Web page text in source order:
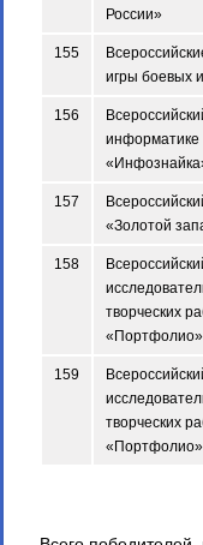
России»
155
игры боевых
156
информатике
157
«Золотой
158
творческих
«Портфолио»
159
творческих
«Портфолио»